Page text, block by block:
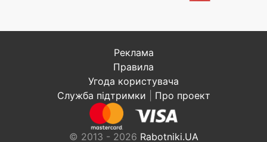
Реклама
Правила
Угода користувача
Служба підтримки
Про проект
© 2013 - 2026 Rabotniki.UA